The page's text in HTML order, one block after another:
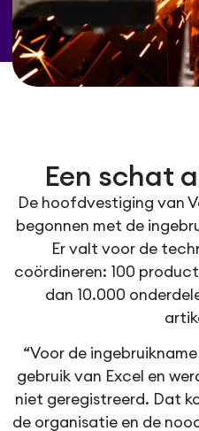
Een schat
De hoofdvestiging van
begonnen met de
Er valt voor de
coördineren: 100
dan 10.000
“Voor de
gebruik van Excel en
niet geregistreerd. Dat
de organisatie en de